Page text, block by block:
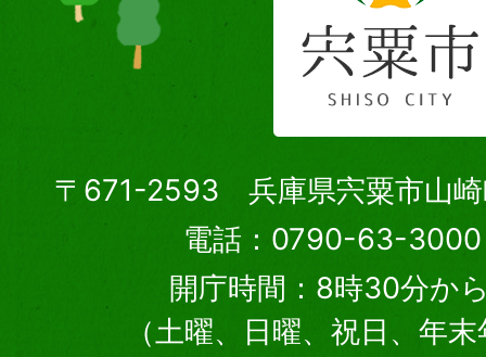
〒671-2593 兵庫県宍粟市山崎
電話：0790-63-3000
開庁時間：8時30分か
（土曜、日曜、祝日、年